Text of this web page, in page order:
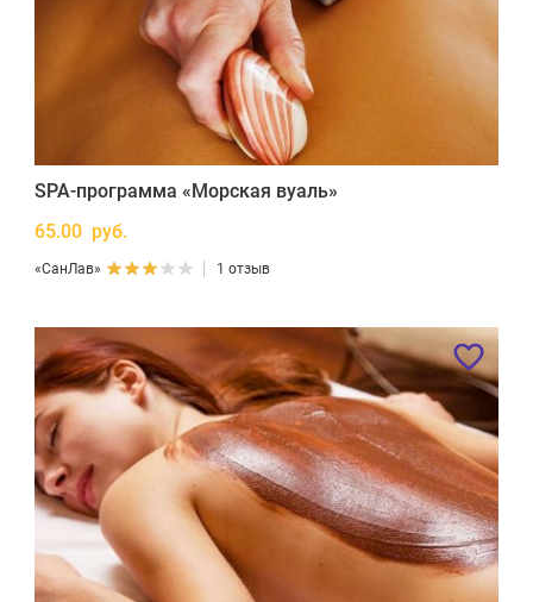
SPA-программа «Морская вуаль»
65.00 руб.
«СанЛав» 1 отзыв